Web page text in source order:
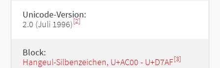
Unicode-Version:
2.0 (Juli 1996)[2]
Block:
Hangeul-Silbenzeichen, U+AC00 - U+D7AF[3]